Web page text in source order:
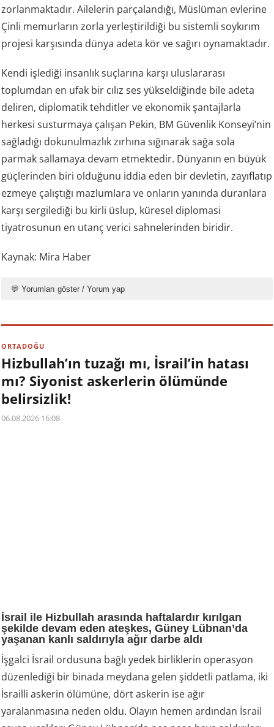
zorlanmaktadır. Ailelerin parçalandığı, Müslüman evlerine
Çinli memurların zorla yerleştirildiği bu sistemli soykırım
projesi karşısında dünya adeta kör ve sağırı oynamaktadır.
Kendi işlediği insanlık suçlarına karşı uluslararası
toplumdan en ufak bir cılız ses yükseldiğinde bile adeta
deliren, diplomatik tehditler ve ekonomik şantajlarla
herkesi susturmaya çalışan Pekin, BM Güvenlik Konseyi’nin
sağladığı dokunulmazlık zırhına sığınarak sağa sola
parmak sallamaya devam etmektedir. Dünyanın en büyük
güçlerinden biri olduğunu iddia eden bir devletin, zayıflatıp
ezmeye çalıştığı mazlumlara ve onların yanında duranlara
karşı sergilediği bu kirli üslup, küresel diplomasi
tiyatrosunun en utanç verici sahnelerinden biridir.
Kaynak: Mira Haber
💬 Yorumları göster / Yorum yap
ORTADOĞU
Hizbullah’ın tuzağı mı, İsrail’in hatası
mı? Siyonist askerlerin ölümünde
belirsizlik!
06.08.2026 16:08
İsrail ile Hizbullah arasında haftalardır kırılgan
şekilde devam eden ateşkes, Güney Lübnan’da
yaşanan kanlı saldırıyla ağır darbe aldı
İşgalci İsrail ordusuna bağlı yedek birliklerin operasyon
düzenlediği bir binada meydana gelen şiddetli patlama, iki
İsrailli askerin ölümüne, dört askerin ise ağır
yaralanmasına neden oldu. Olayın hemen ardından İsrail